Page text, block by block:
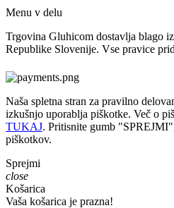
Menu v delu
Trgovina Gluhicom dostavlja blago
Republike Slovenije. Vse pravice
Naša spletna stran za pravilno
izkušnjo uporablja piškotke. Več o
TUKAJ. Pritisnite gumb
piškotkov.
Sprejmi
close
Košarica
Vaša košarica je prazna!